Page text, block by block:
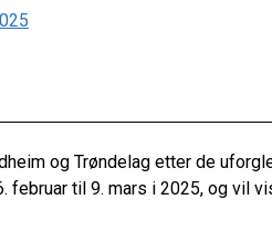
og Trøndelag etter de
februar til 9. mars i 2025, og vil